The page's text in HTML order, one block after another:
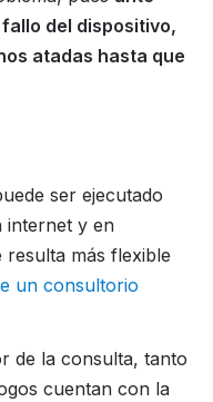
del dispositivo,
atadas hasta que
ser ejecutado
internet y en
más flexible
un consultorio
de la consulta, tanto
cuentan con la